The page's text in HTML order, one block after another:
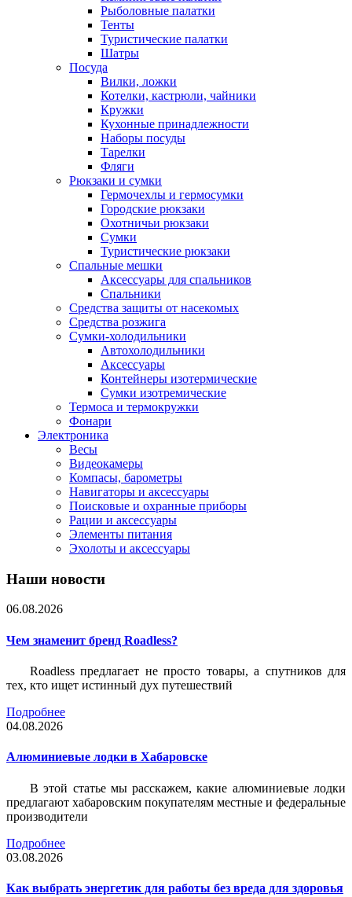
Рыболовные палатки
Тенты
Туристические палатки
Шатры
Посуда
Вилки, ложки
Котелки, кастрюли, чайники
Кружки
Кухонные принадлежности
Наборы посуды
Тарелки
Фляги
Рюкзаки и сумки
Гермочехлы и гермосумки
Городские рюкзаки
Охотничьи рюкзаки
Сумки
Туристические рюкзаки
Спальные мешки
Аксессуары для спальников
Спальники
Средства защиты от насекомых
Средства розжига
Сумки-холодильники
Автохолодильники
Аксессуары
Контейнеры изотермические
Сумки изотремические
Термоса и термокружки
Фонари
Электроника
Весы
Видеокамеры
Компасы, барометры
Навигаторы и аксессуары
Поисковые и охранные приборы
Рации и аксессуары
Элементы питания
Эхолоты и аксессуары
Наши новости
06.08.2026
Чем знаменит бренд Roadless?
Roadless предлагает не просто товары, а спутников для
тех, кто ищет истинный дух путешествий
Подробнее
04.08.2026
Алюминиевые лодки в Хабаровске
В этой статье мы расскажем, какие алюминиевые лодки
предлагают хабаровским покупателям местные и федеральные
производители
Подробнее
03.08.2026
Как выбрать энергетик для работы без вреда для здоровья